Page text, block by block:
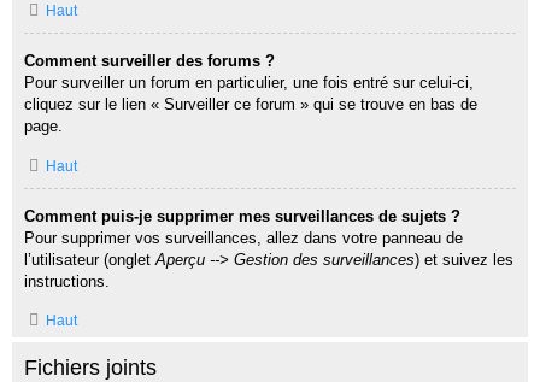
Haut
Comment surveiller des forums ?
Pour surveiller un forum en particulier, une fois entré sur celui-ci,
cliquez sur le lien « Surveiller ce forum » qui se trouve en bas de
page.
Haut
Comment puis-je supprimer mes surveillances de sujets ?
Pour supprimer vos surveillances, allez dans votre panneau de
l’utilisateur (onglet Aperçu --> Gestion des surveillances) et suivez les
instructions.
Haut
Fichiers joints